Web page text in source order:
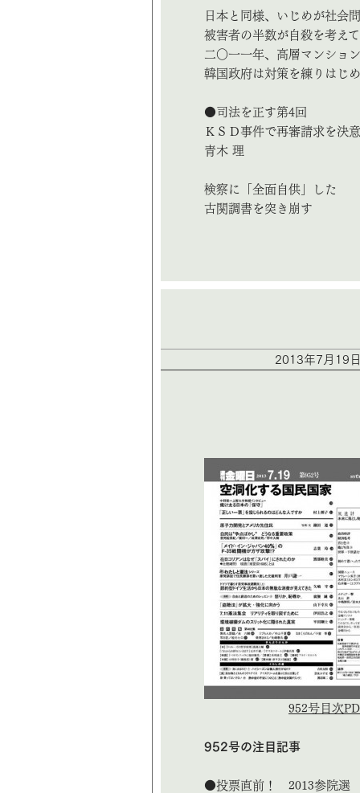
日本と同様、いじめが社会
被害者の半数が自殺を考え
二〇一一年、高層マンショ
韓国政府は対策を練りはじ
●司法を正す第4回
ＫＳＤ事件で再審請求を決
青木 理
検察に「全面自供」した
古関調書を突き崩す
2013年7月19
952号目次
952号の注目記事
●投票直前！ 2013参院選